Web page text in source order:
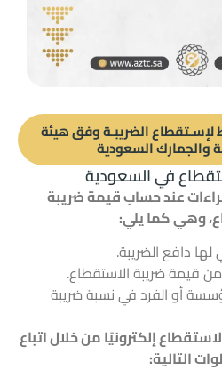
لإسـتقطاع الضريبـة وفق هيئة
والجمارك السعودية
في السعودية
عند حساب قيمة ضريبة
وهي كما يلي:
لها دافع الضريبة.
قيمة ضريبة الاستقطاع.
أو الفرد في نسبة ضريبة
إلكترونيًا من خلال اتباع
التالية: